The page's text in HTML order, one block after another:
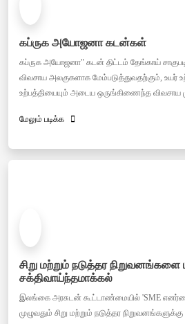
கப்ருக அயோஜனா கடன்கள்
கப்ருக அயோஜனா" கடன் திட்டம் தேங்காய்
விவசாய அலகுகளாக மேம்படுத்துவதற்கும், உயர்
உற்பத்தியையும் அடைய ஒருங்கிணைந்த விவசாய
மேலும் படிக்க
சிறு மற்றும் நடுத்தர
சக்திவாய்ந்தமாக்கல்
இலங்கை அரசுடன் கூட்டாண்மையில் 'SME
முழுவதும் சிறு மற்றும் நடுத்தர